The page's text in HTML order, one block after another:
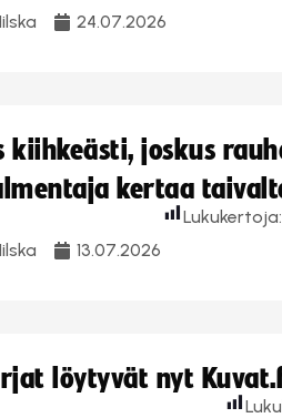
24.07.2026
kiihkeästi, joskus
kertaa
13.07.2026
Lukukertoja:
löytyvät nyt